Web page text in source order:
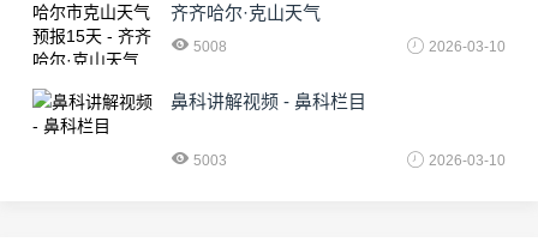
齐齐哈尔·克山天气
5008 2026-03-10
鼻科讲解视频 - 鼻科栏目
5003 2026-03-10